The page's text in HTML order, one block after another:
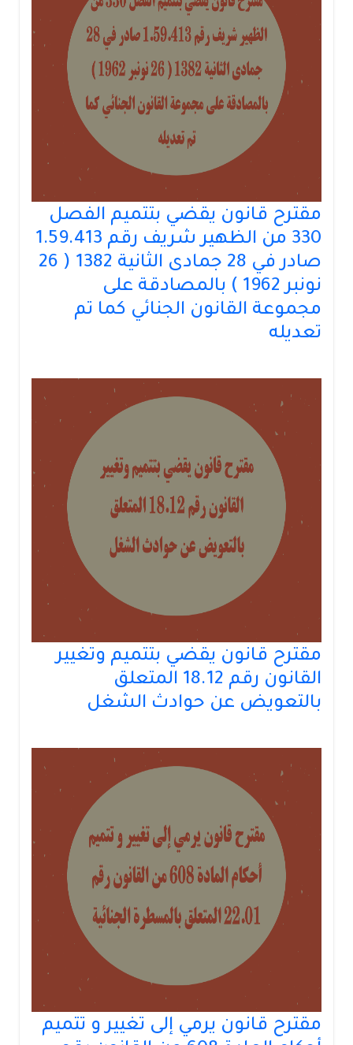
مقترح قانون يقضي بتتميم الفصل
330 من الظهير شريف رقم 1.59.413
صادر في 28 جمادى الثانية 1382 ( 26
نونبر 1962 ) بالمصادقة على
مجموعة القانون الجنائي كما تم
تعديله
مقترح قانون يقضي بتتميم وتغيير
القانون رقم 18.12 المتعلق
بالتعويض عن حوادث الشغل
مقترح قانون يرمي إلى تغيير و تتميم